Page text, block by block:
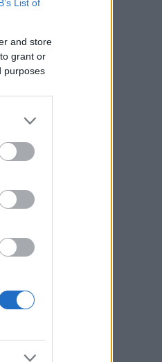
List of
and store
grant or
purposes